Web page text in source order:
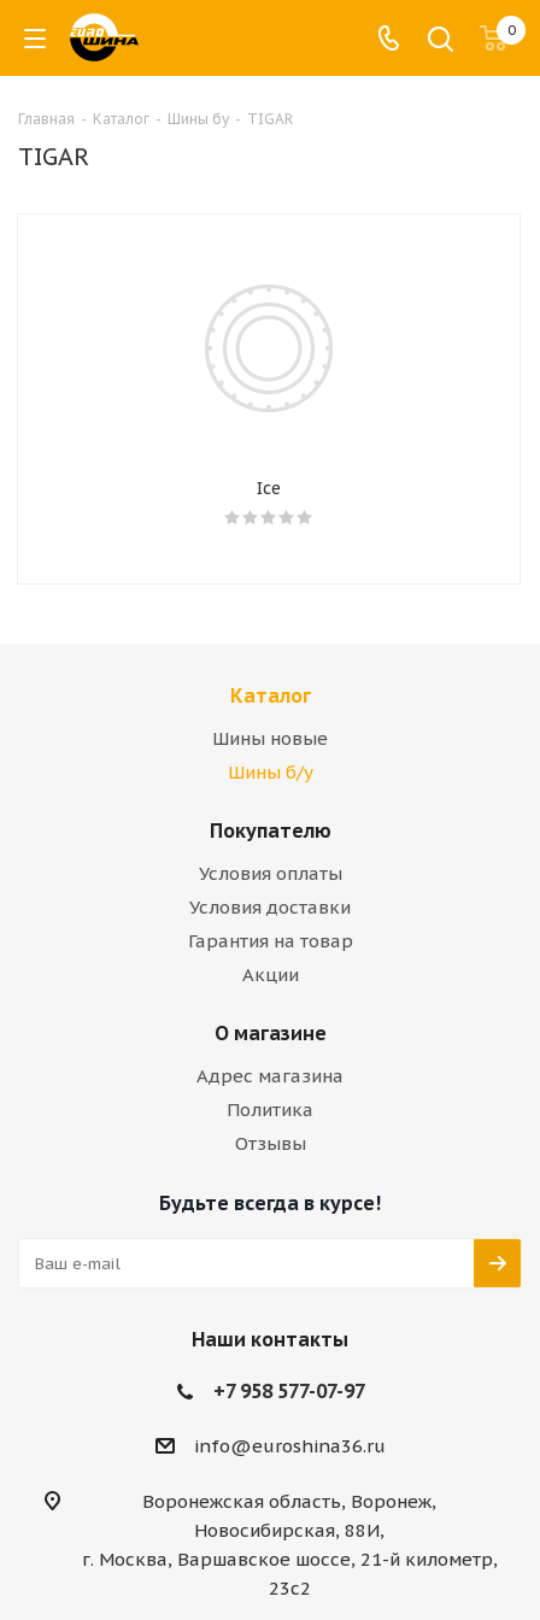
0
Главная - Каталог - Шины бу - TIGAR
TIGAR
Ice
Каталог
Шины новые
Шины б/у
Покупателю
Условия оплаты
Условия доставки
Гарантия на товар
Акции
О магазине
Адрес магазина
Политика
Отзывы
Будьте всегда в курсе!
Наши контакты
+7 958 577-07-97
info@euroshina36.ru
Воронежская область, Воронеж,
Новосибирская, 88И,
г. Москва, Варшавское шоссе, 21-й километр,
23с2